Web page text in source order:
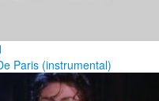
Paris (instrumental)